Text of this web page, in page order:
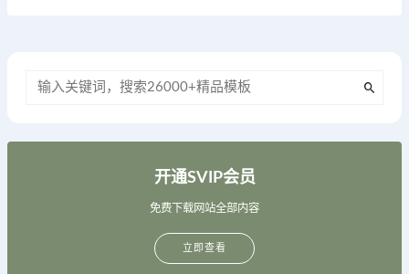
开通SVIP会员
免费下载网站全部内容
立即查看